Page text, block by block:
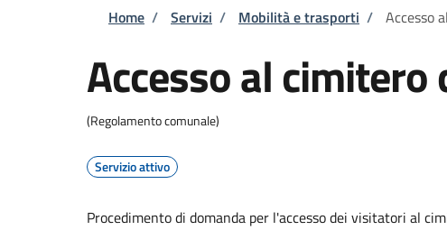
Briciole di pane
Home / Servizi / Mobilità e trasporti / Accesso
Accesso al
(Regolamento comunale)
Servizio attivo
Procedimento di domanda per l'accesso dei visitatori al